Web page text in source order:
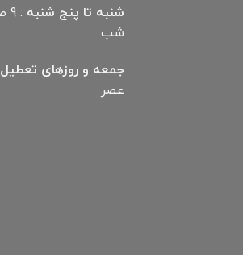
شنبه تا پنج شنبه
شب
جمعه و روزهای تعطیل
عصر